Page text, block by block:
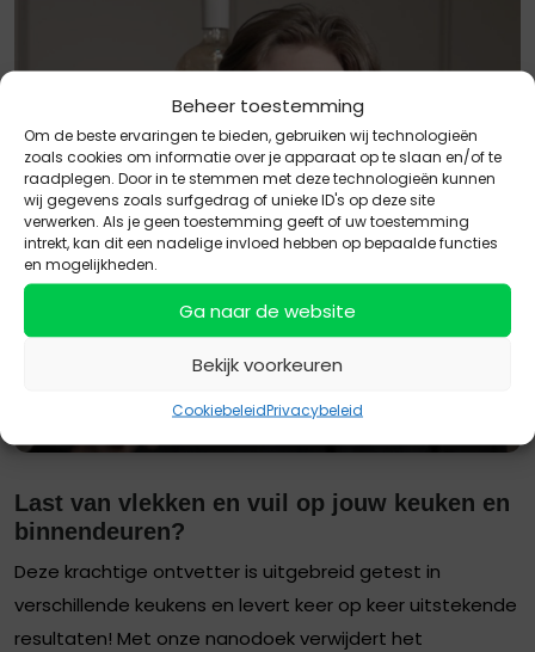
Beheer toestemming
Om de beste ervaringen te bieden, gebruiken wij technologieën
zoals cookies om informatie over je apparaat op te slaan en/of te
raadplegen. Door in te stemmen met deze technologieën kunnen
wij gegevens zoals surfgedrag of unieke ID's op deze site
verwerken. Als je geen toestemming geeft of uw toestemming
intrekt, kan dit een nadelige invloed hebben op bepaalde functies
en mogelijkheden.
Ga naar de website
Bekijk voorkeuren
CookiebeleidPrivacybeleid
Last van vlekken en vuil op jouw keuken en
binnendeuren?
Deze krachtige ontvetter is uitgebreid getest in
verschillende keukens en levert keer op keer uitstekende
resultaten! Met onze nanodoek verwijdert het